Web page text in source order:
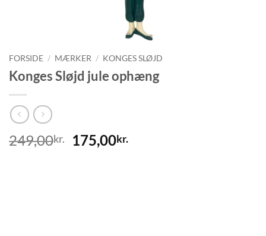
FORSIDE / MÆRKER / KONGES SLØJD
Konges Sløjd jule ophæng
249,00kr.
Den
oprindelige
175,00kr.Den